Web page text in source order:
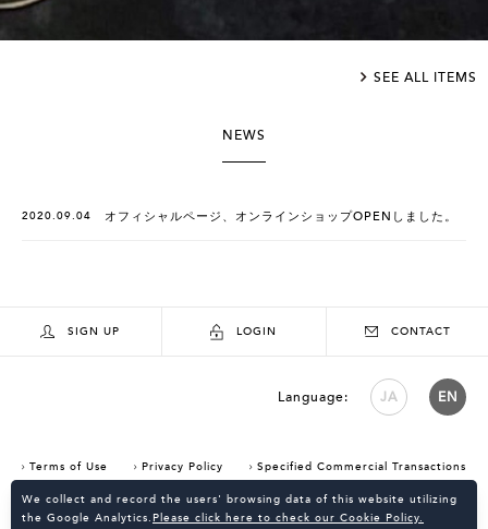
SEE ALL ITEMS
NEWS
2020.09.04 オフィシャルページ、オンラインショップOPENしました。
SIGN UP LOGIN CONTACT
Language: JA EN
Terms of Use Privacy Policy Specified Commercial Transactions
Consent Confirmation for Use of Cookies
We collect and record the users' browsing data of this website utilizing
the Google Analytics. Please click here to check our Cookie Policy.